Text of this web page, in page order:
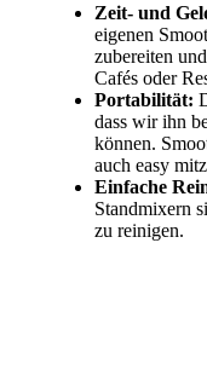
Zeit- und
eigenen
zubereiten
Cafés oder
Portabilität:
dass wir ihn
können.
auch easy
Einfache
Standmixern
zu reinigen.